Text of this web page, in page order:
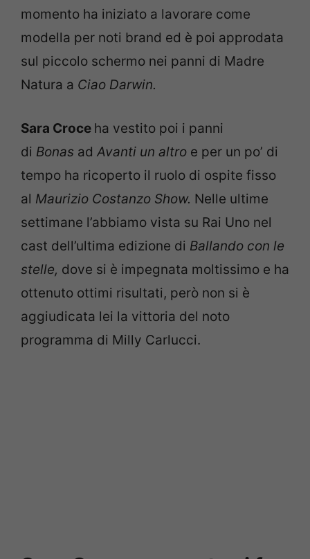
momento ha iniziato a lavorare come
modella per noti brand ed è poi approdata
sul piccolo schermo nei panni di Madre
Natura a Ciao Darwin.
Sara Croce ha vestito poi i panni
di Bonas ad Avanti un altro e per un po’ di
tempo ha ricoperto il ruolo di ospite fisso
al Maurizio Costanzo Show. Nelle ultime
settimane l’abbiamo vista su Rai Uno nel
cast dell’ultima edizione di Ballando con le
stelle, dove si è impegnata moltissimo e ha
ottenuto ottimi risultati, però non si è
aggiudicata lei la vittoria del noto
programma di Milly Carlucci.